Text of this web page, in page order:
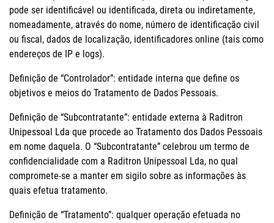
pode ser identificável ou identificada, direta ou indiretamente,
nomeadamente, através do nome, número de identificação civil
ou fiscal, dados de localização, identificadores online (tais como
endereços de IP e logs).
Definição de “Controlador”: entidade interna que define os
objetivos e meios do Tratamento de Dados Pessoais.
Definição de “Subcontratante”: entidade externa à Raditron
Unipessoal Lda que procede ao Tratamento dos Dados Pessoais
em nome daquela. O “Subcontratante” celebrou um termo de
confidencialidade com a Raditron Unipessoal Lda, no qual
compromete-se a manter em sigilo sobre as informações às
quais efetua tratamento.
Definição de “Tratamento”: qualquer operação efetuada no